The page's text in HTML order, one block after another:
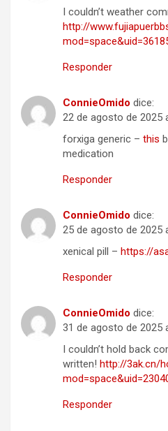
I couldn’t weather
http://
Responder
ConnieOmido dice:
22 de agosto de 2025
forxiga generic – this
medication
Responder
ConnieOmido dice:
25 de agosto de 2025
xenical pill – https://
Responder
ConnieOmido dice:
31 de agosto de 2025
I couldn’t hold back
written! http://3ak.cn/
Responder